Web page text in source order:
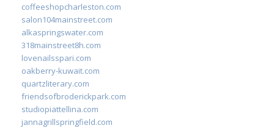
coffeeshopcharleston.com
salon104mainstreet.com
alkaspringswater.com
318mainstreet8h.com
lovenailsspari.com
oakberry-kuwait.com
quartzliterary.com
friendsofbroderickpark.com
studiopiattellina.com
jannagrillspringfield.com